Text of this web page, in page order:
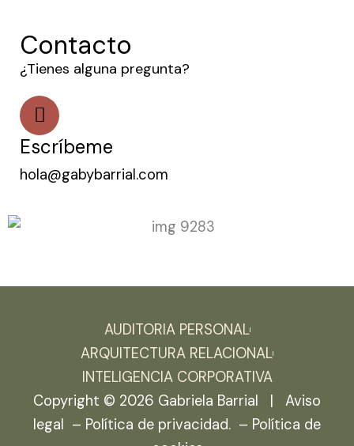
Contacto
¿Tienes alguna pregunta?
Escríbeme
hola@gabybarrial.com
AUDITORIA PERSONAL
ARQUITECTURA RELACIONAL
INTELIGENCIA CORPORATIVA
Copyright © 2026 Gabriela Barrial | Aviso
legal – Política de privacidad. – Política de